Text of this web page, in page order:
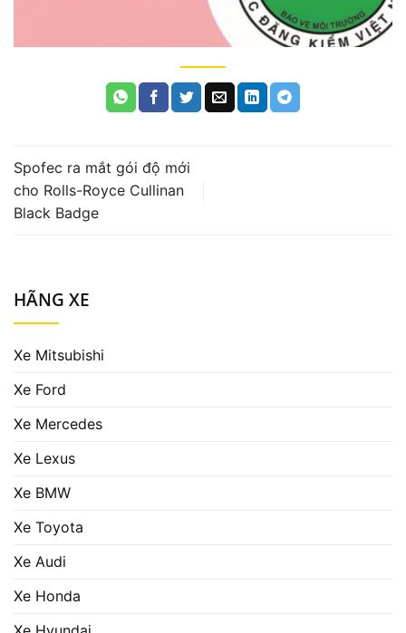
Spofec ra mắt gói độ mới
cho Rolls-Royce Cullinan
Black Badge
HÃNG XE
Xe Mitsubishi
Xe Ford
Xe Mercedes
Xe Lexus
Xe BMW
Xe Toyota
Xe Audi
Xe Honda